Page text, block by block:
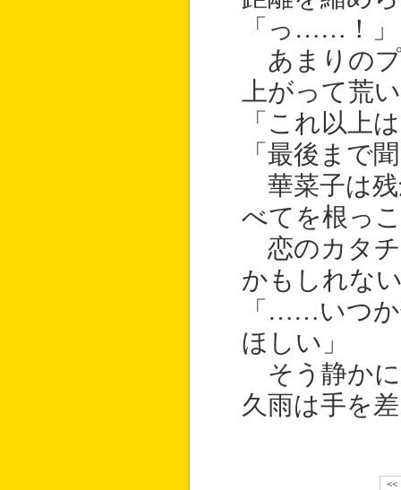
「っ……！」
あまりのプ
上がって荒
「これ以上
「最後まで
華菜子は残
べてを根っ
恋のカタチ
かもしれな
「……いつ
ほしい」
そう静かに
久雨は手を
<<